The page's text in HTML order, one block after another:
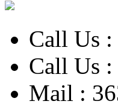
Call Us :
Call Us :
Mail :